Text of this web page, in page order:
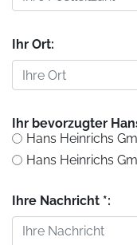
Ihr Ort:
Ihr bevorzugter
Hans Heinrichs
Hans Heinrichs
Ihre Nachricht *: